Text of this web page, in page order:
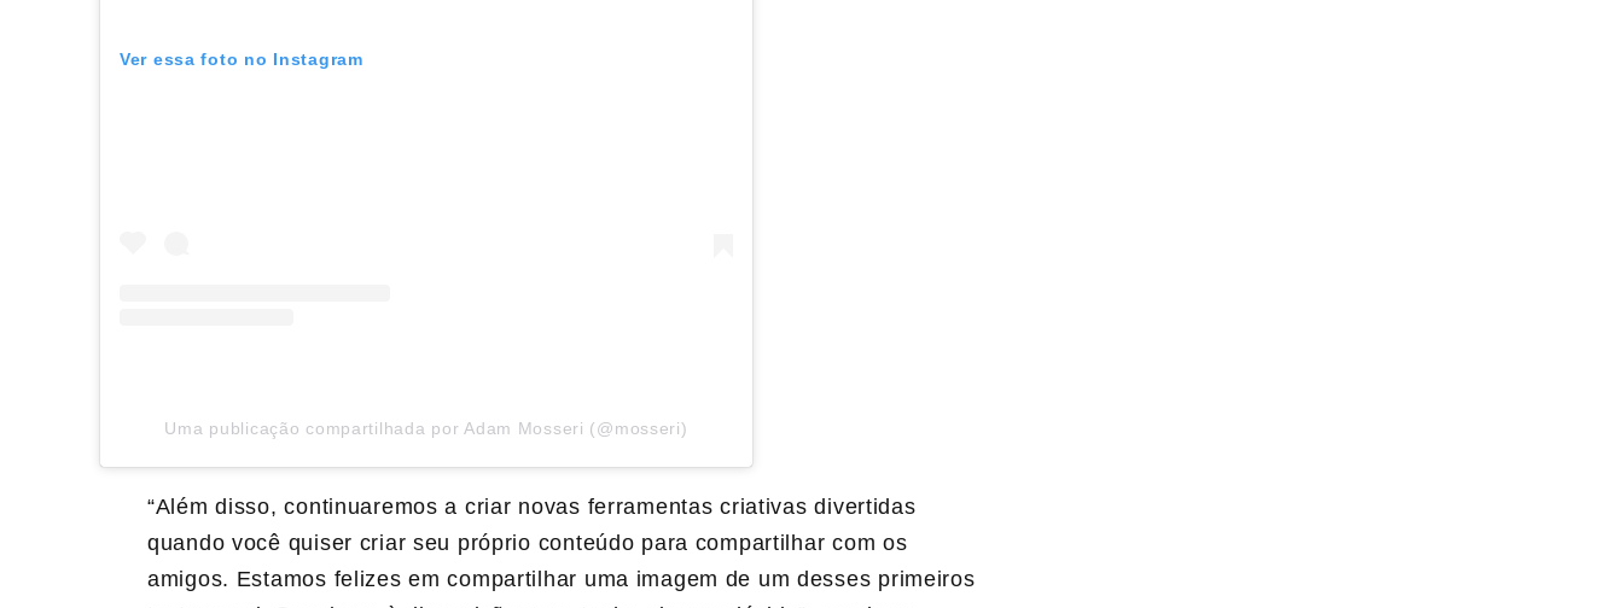
Ver essa foto no Instagram
Uma publicação compartilhada por Adam Mosseri (@mosseri)
“Além disso, continuaremos a criar novas ferramentas criativas divertidas
quando você quiser criar seu próprio conteúdo para compartilhar com os
amigos. Estamos felizes em compartilhar uma imagem de um desses primeiros